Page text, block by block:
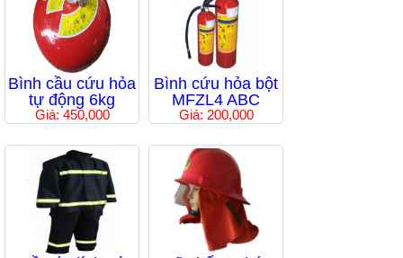
Bình cầu cứu hỏa
tự động 6kg
Giá: 450,000
Bình cứu hỏa bột
MFZL4 ABC
Giá: 200,000